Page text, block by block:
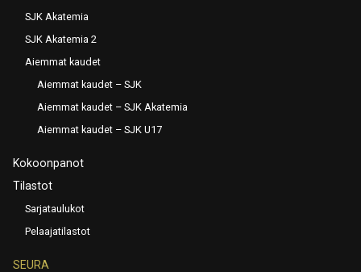
SJK Akatemia
SJK Akatemia 2
Aiemmat kaudet
Aiemmat kaudet – SJK
Aiemmat kaudet – SJK Akatemia
Aiemmat kaudet – SJK U17
Kokoonpanot
Tilastot
Sarjataulukot
Pelaajatilastot
SEURA